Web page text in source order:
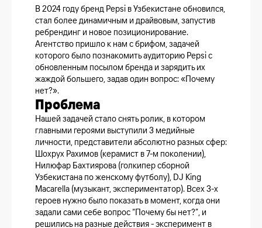
В 2024 году бренд Pepsi в Узбекистане обновился,
стал более динамичным и драйвовым, запустив
ребрендинг и новое позиционирование.
Агентство пришло к нам с брифом, задачей
которого было познакомить аудиторию Pepsi с
обновленным посылом бренда и зарядить их
жаждой большего, задав один вопрос: «Почему
нет?».
Проблема
Нашей задачей стало снять ролик, в котором
главными героями выступили 3 медийные
личности, представители абсолютно разных сфер:
Шохрух Рахимов (керамист в 7-м поколении),
Нилюфар Бахтиярова (голкипер сборной
Узбекистана по женскому футболу), DJ King
Macarella (музыкант, экспериментатор). Всех 3-х
героев нужно было показать в момент, когда они
задали сами себе вопрос “Почему бы нет?”, и
решились на разные действия - эксперимент в